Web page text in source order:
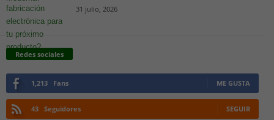
31 julio, 2026
Redes sociales
1,213 Fans ME GUSTA
43 Seguidores SEGUIR